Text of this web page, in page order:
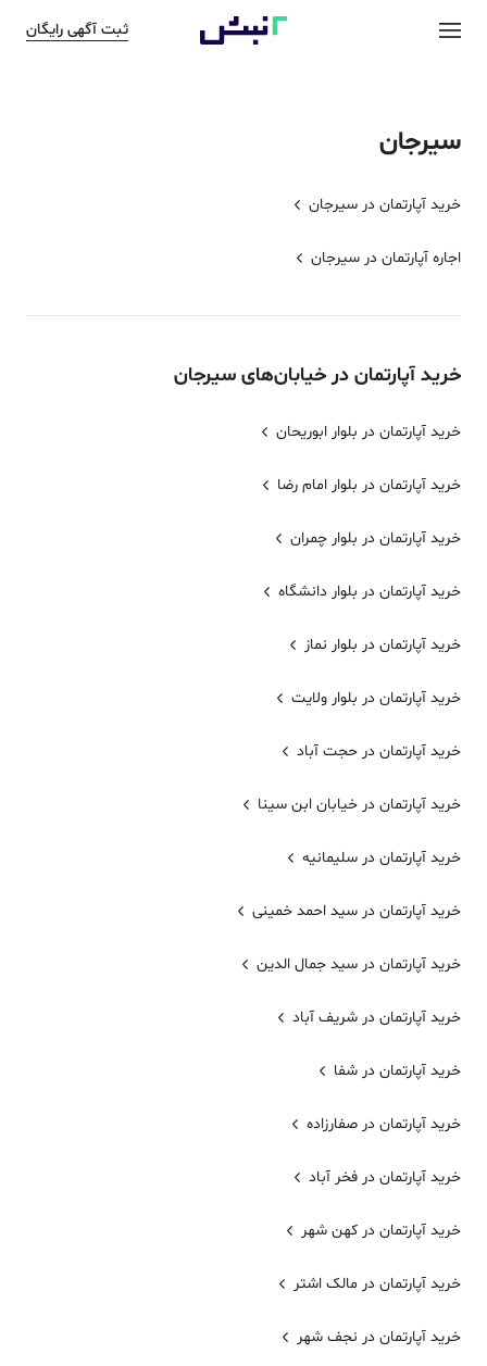
ثبت آگهی رایگان
سیرجان
خرید آپارتمان در سیرجان
اجاره آپارتمان در سیرجان
خرید آپارتمان در خیابان‌های سیرجان
خرید آپارتمان در بلوار ابوریحان
خرید آپارتمان در بلوار امام رضا
خرید آپارتمان در بلوار چمران
خرید آپارتمان در بلوار دانشگاه
خرید آپارتمان در بلوار نماز
خرید آپارتمان در بلوار ولایت
خرید آپارتمان در حجت آباد
خرید آپارتمان در خیابان ابن سینا
خرید آپارتمان در سلیمانیه
خرید آپارتمان در سید احمد خمینی
خرید آپارتمان در سید جمال الدین
خرید آپارتمان در شریف آباد
خرید آپارتمان در شفا
خرید آپارتمان در صفارزاده
خرید آپارتمان در فخر آباد
خرید آپارتمان در کهن شهر
خرید آپارتمان در مالک اشتر
خرید آپارتمان در نجف شهر